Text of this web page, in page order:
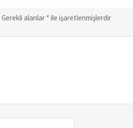
Gerekli alanlar *ile işaretlenmişlerdir